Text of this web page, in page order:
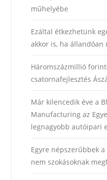
műhelyébe
Ezáltal étkezhetünk
akkor is, ha állandóan
Háromszázmillió
csatornafejlesztés
Már kilencedik éve a
Manufacturing az
legnagyobb autóipari
Egyre népszerűbbek
nem szokásoknak